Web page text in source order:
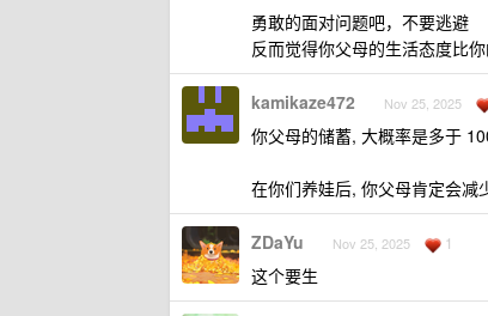
勇敢的面对问题吧，不要逃避
反而觉得你父母的生活态度比
kamikaze472 Nov 25, 2025
你父母的储蓄, 大概率是多于
在你们养娃后, 你父母肯定会减
ZDaYu Nov 25, 2025 1
这个要生